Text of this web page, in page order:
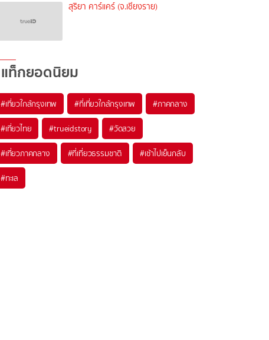
สุริยา คาร์แคร์ (จ.เชียงราย)
แท็กยอดนิยม
#เที่ยวใกล้กรุงเทพ #ที่เที่ยวใกล้กรุงเทพ #ภาคกลาง
#เที่ยวไทย #trueidstory #วัดสวย
#เที่ยวภาคกลาง #ที่เที่ยวธรรมชาติ #เช้าไปเย็นกลับ
#ทะเล